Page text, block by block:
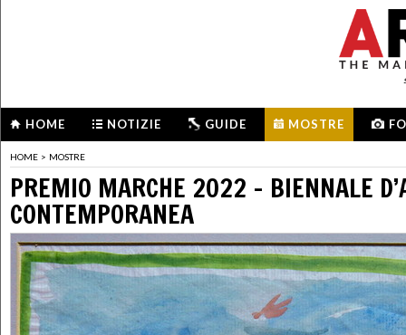
HOME NOTIZIE GUIDE MOSTRE
HOME > MOSTRE
PREMIO MARCHE 2022 - BIENNALE
CONTEMPORANEA